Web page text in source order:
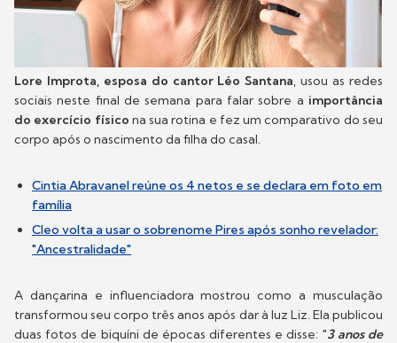
Lore Improta, esposa do cantor Léo Santana, usou as redes
sociais neste final de semana para falar sobre a importância
do exercício físico na sua rotina e fez um comparativo do seu
corpo após o nascimento da filha do casal.
Cintia Abravanel reúne os 4 netos e se declara em foto em
família
Cleo volta a usar o sobrenome Pires após sonho revelador:
"Ancestralidade"
A dançarina e influenciadora mostrou como a musculação
transformou seu corpo três anos após dar à luz Liz. Ela publicou
duas fotos de biquíni de épocas diferentes e disse: "3 anos de